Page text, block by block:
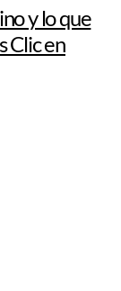
y lo que
Clic en